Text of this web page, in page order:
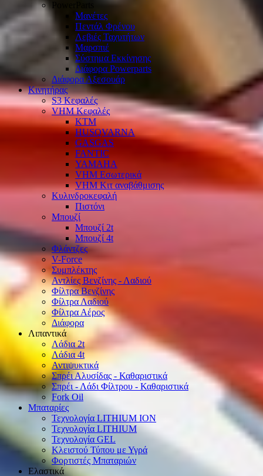
Μανέτες
Πεντάλ Φρένου
Λεβιές Ταχυτήτων
Μαρσπιέ
Σύστημα Εκκίνησης
Διάφορα Powerparts
Διάφορα Αξεσουάρ
Κινητήρας
S3 Κεφαλές
VHM Κεφαλές
KTM
HUSQVARNA
GASGAS
FANTIC
YAMAHA
VHM Εσωτερικά
VHM Κιτ αναβάθμισης
Κυλινδροκεφαλή
Πιστόνι
Μπουζί
Μπουζί 2t
Μπουζί 4t
Φλάντζες
V-Force
Συμπλέκτης
Αντλίες Βενζίνης - Λαδιού
Φίλτρα Βενζίνης
Φίλτρα Λαδιού
Φίλτρα Αέρος
Διάφορα
Λιπαντικά
Λάδια 2t
Λάδια 4t
Αντιψυκτικά
Σπρέι Αλυσίδας - Καθαριστικά
Σπρέι - Λάδι Φίλτρου - Καθαριστικά
Fork Oil
Μπαταρίες
Τεχνολογία LITHIUM ION
Τεχνολογία LITHIUM
Τεχνολογία GEL
Κλειστού Τύπου με Υγρά
Φορτιστές Μπαταριών
Ελαστικά